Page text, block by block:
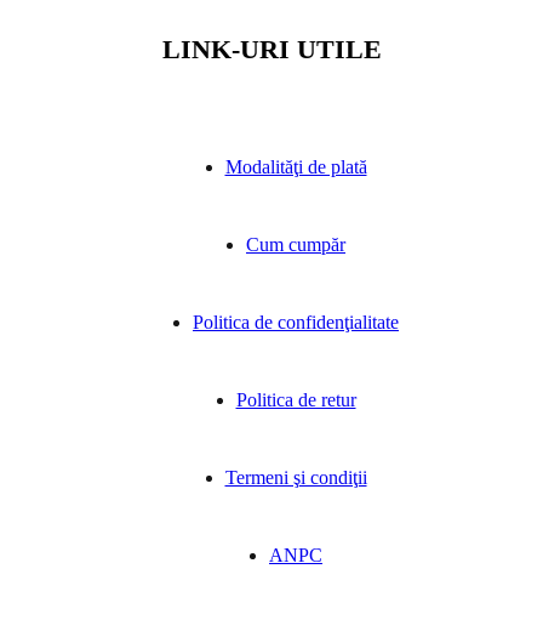
LINK-URI UTILE
Modalităţi de plată
Cum cumpăr
Politica de confidenţialitate
Politica de retur
Termeni şi condiţii
ANPC